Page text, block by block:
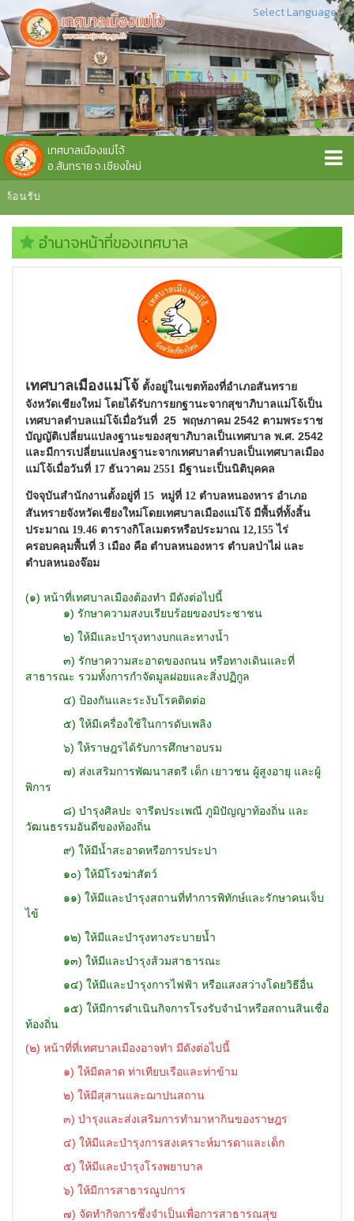
เทศบาลเมืองแม่โจ้
อ.สันทราย จ.เชียงใหม่
นรับ
Select Language▼
อำนาจหน้าที่ของเทศบาล
เทศบาลเมืองแม่โจ้ ตั้งอยู่ในเขตท้องที่อำเภอสันทราย
จังหวัดเชียงใหม่ โดยได้รับการยกฐานะจากสุขาภิบาลแม่โจ้เป็น
เทศบาลตำบลแม่โจ้เมื่อวันที่ 25 พฤษภาคม 2542 ตามพระราช
บัญญัติเปลี่ยนแปลงฐานะของสุขาภิบาลเป็นเทศบาล พ.ศ. 2542
และมีการเปลี่ยนแปลงฐานะจากเทศบาลตำบลเป็นเทศบาลเมือง
แม่โจ้เมื่อวันที่ 17 ธันวาคม 2551 มีฐานะเป็นนิติบุคคล
ปัจจุบันสำนักงานตั้งอยู่ที่ 15 หมู่ที่ 12 ตำบลหนองหาร อำเภอ
สันทรายจังหวัดเชียงใหม่ โดยเทศบาลเมืองแม่โจ้ มีพื้นที่ทั้งสิ้น
ประมาณ 19.46 ตารางกิโลเมตรหรือประมาณ 12,155 ไร่
ครอบคลุมพื้นที่ 3 เมือง คือ ตำบลหนองหาร ตำบลป่าไผ่ และ
ตำบลหนองจ๊อม
(๑) หน้าที่เทศบาลเมืองต้องทำ มีดังต่อไปนี้
๑) รักษาความสงบเรียบร้อยของประชาชน
๒) ให้มีและบำรุงทางบกและทางน้ำ
๓) รักษาความสะอาดของถนน หรือทางเดินและที่
สาธารณะ รวมทั้งการกำจัดมูลฝอยและสิ่งปฏิกูล
๔) ป้องกันและระงับโรคติดต่อ
๕) ให้มีเครื่องใช้ในการดับเพลิง
๖) ให้ราษฎรได้รับการศึกษาอบรม
๗) ส่งเสริมการพัฒนาสตรี เด็ก เยาวชน ผู้สูงอายุ และผู้
พิการ
๘) บำรุงศิลปะ จารีตประเพณี ภูมิปัญญาท้องถิ่น และ
วัฒนธรรมอันดีของท้องถิ่น
๙) ให้มีน้ำสะอาดหรือการประปา
๑๐) ให้มีโรงฆ่าสัตว์
๑๑) ให้มีและบำรุงสถานที่ทำการพิทักษ์และรักษาคนเจ็บ
ไข้
๑๒) ให้มีและบำรุงทางระบายน้ำ
๑๓) ให้มีและบำรุงส้วมสาธารณะ
๑๔) ให้มีและบำรุงการไฟฟ้า หรือแสงสว่างโดยวิธีอื่น
๑๕) ให้มีการดำเนินกิจการโรงรับจำนำหรือสถานสินเชื่อ
ท้องถิ่น
(๒) หน้าที่ที่เทศบาลเมืองอาจทำ มีดังต่อไปนี้
๑) ให้มีตลาด ท่าเทียบเรือและท่าข้าม
๒) ให้มีสุสานและฌาปนสถาน
๓) บำรุงและส่งเสริมการทำมาหากินของราษฎร
๔) ให้มีและบำรุงการสงเคราะห์มารดาและเด็ก
๕) ให้มีและบำรุงโรงพยาบาล
๖) ให้มีการสาธารณูปการ
๗) จัดทำกิจการซึ่งจำเป็นเพื่อการสาธารณสุข